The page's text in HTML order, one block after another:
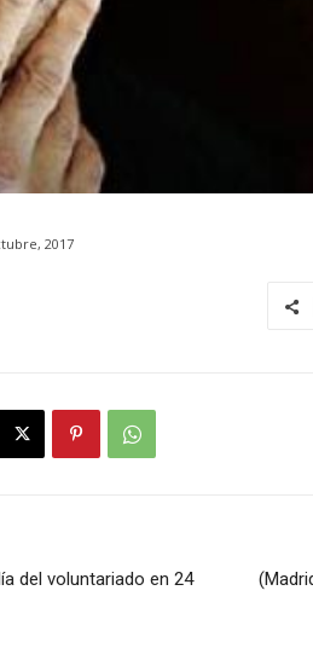
2017
del voluntariado en 24